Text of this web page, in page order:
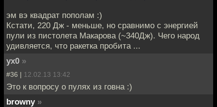
эм вэ квадрат пополам :)
Кстати, 220 Дж - меньше, но сравнимо с энергией
пули из пистолета Макарова (~340Дж). Чего народ
удивляется, что ракетка пробита ...
yx0 »
#36 | 12.02.13 13:42
Это к вопросу о пулях из говна :)
browny »